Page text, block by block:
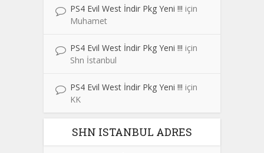
PS4 Evil West İndir Pkg Yeni !!! için
Muhamet
PS4 Evil West İndir Pkg Yeni !!! için
Shn İstanbul
PS4 Evil West İndir Pkg Yeni !!! için
KK
SHN ISTANBUL ADRES